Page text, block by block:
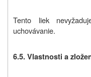
Tento liek
uchovávanie.
6.5. Vlastnosti a